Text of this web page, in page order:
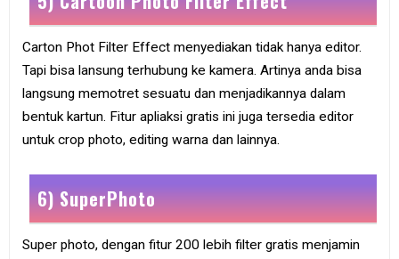
Carton Phot Filter Effect menyediakan tidak hanya editor.
Tapi bisa lansung terhubung ke kamera. Artinya anda bisa
langsung memotret sesuatu dan menjadikannya dalam
bentuk kartun. Fitur apliaksi gratis ini juga tersedia editor
untuk crop photo, editing warna dan lainnya.
6) SuperPhoto
Super photo, dengan fitur 200 lebih filter gratis menjamin